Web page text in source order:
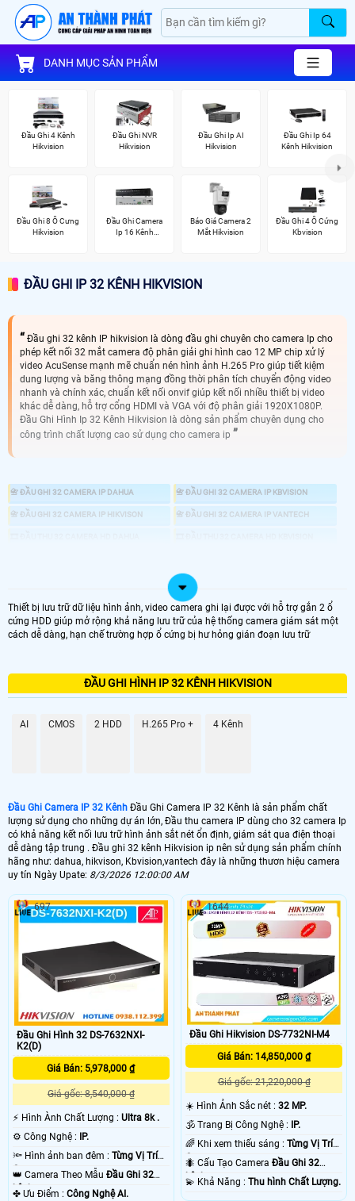
DANH MỤC SẢN PHẨM
Đầu Ghi 4 Kênh
Hikvision
Đầu Ghi NVR
Hikvision
Đầu Ghi Ip AI
Hikvision
Đầu Ghi Ip 64
Kênh Hikvision
Đầu Ghi 8 Ổ Cưng
Hikvision
Đầu Ghi Camera
Ip 16 Kênh
Báo Giá Camera 2
Mắt Hikvision
Đầu Ghi 4 Ổ Cứng
Kbvision
ĐẦU GHI IP 32 KÊNH HIKVISION
Đầu ghi 32 kênh IP hikvision là dòng đầu ghi chuyên cho camera Ip cho
phép kết nối 32 mắt camera độ phân giải ghi hình cao 12 MP chip xử lý
video AcuSense mạnh mẽ chuẩn nén hình ảnh H.265 Pro giúp tiết kiệm
dung lượng và băng thông mạng đồng thời phân tích chuyển động video
nhanh và chính xác, chuẩn kết nối onvif giúp kết nối nhiều thiết bị video
khác dễ dàng, hỗ trợ cổng HDMI và VGA với độ phân giải 1920X1080P.
Đầu Ghi Hình Ip 32 Kênh Hikvision là dòng sản phẩm chuyên dụng cho
công trình chất lượng cao sử dụng cho camera ip
📇 ĐẦU GHI 32 CAMERA IP DAHUA 📇 ĐẦU GHI 32 CAMERA IP KBVISION
📇 ĐẦU GHI 32 CAMERA IP HIKVISON 📇 ĐẦU GHI 32 CAMERA IP VANTECH
💾 ĐẦU GHI CAMERA HD ANALOG
📀 ĐẦU GHI CAMERA IP
♋ ĐẦU GHI 32 KÊNH IP
ĐẦU GHI CAMERA 32 KÊNH ip
📼 Đầu Ghi Camera IP 32 Kênh 4k
25.000.000 VNĐ DS-7732NI-K4/16P
🗄 Đầu Thu Camera IP 32 Kênh Giá Rẻ
📬 Đầu Thu Camera IP 32 Kênh Chính Hãng
7.000.000 VNĐ KX-C4K8232SN2
📀 Đầu thu camera ip 32 kênh Hikvision là dòng đầu ghi hình chuyên dụng
cho những dự án lớn. với chất lượng ghi hình chuẩn FULL HD va ultra HD
Giá rẻ so với đầu ghi 32 kênh Hikvision HD analog Đầu thu 32 kênh
Hikvision Ip sử dụng cho camera Ip và số lượng lớn thiết kế băng thông
card mạng cao phù hợp với nhu cầu sử dụng.
💾 Đầu thu 32 kênh Hikvision IP của nhiều thương hiệu camera. trong dó
những thương hiệu camera chất lượng như Hikvision, Daua, kbviision, Vantech,
UNV univew, Hikook đà những thương hiệu camera chất lượng uy tín 💡
Thiết bị lưu trữ dữ liệu hình ảnh, video camera ghi lại được với hỗ trợ gắn 2 ổ
cứng HDD giúp mở rộng khả năng lưu trữ của hệ thống camera giám sát một
cách dễ dàng, hạn chế trường hợp ổ cứng bị hư hỏng gián đoạn lưu trữ
ĐẦU GHI HÌNH IP 32 KÊNH HIKVISION
AI CMOS 2 HDD H.265 Pro + 4 Kênh
Đầu Ghi Camera IP 32 Kênh Đầu Ghi Camera IP 32 Kênh là sản phẩm chất
lượng sử dụng cho những dự án lớn, Đầu thu camera IP dùng cho 32 camera Ip
có khả năng kết nối lưu trữ hình ảnh sắt nét ổn định, giám sát qua điện thoại
dễ dàng tập trung . Đầu ghi 32 kênh Hikvision ip nên sử dụng sản phẩm chính
hãng như: dahua, hikvison, Kbvision,vantech đây là những thươn hiệu camera
uy tín Ngày Upate: 8/3/2026 12:00:00 AM
Đầu Ghi Hình 32 DS-7632NXI-
K2(D)
Giá Bán: 5,978,000 ₫
Giá gốc: 8,540,000 ₫
️⚡ Hình Ành Chất Lượng : Ultra 8k .
⚙ Công Nghệ :
IP.
🔦 Hình ảnh ban đêm : Từng Vị Trí
Camera .
👑 Camera Theo Mẫu Đầu Ghi 32
kênh.
️✤ Ưu Điểm : Công Nghệ AI.
697
Đầu Ghi Hikvision DS-7732NI-M4
Giá Bán: 14,850,000 ₫
Giá gốc: 21,220,000 ₫
☀️ Hình Ảnh Sắc nét :32 MP.
🕉️ Trang Bị Công Nghệ :
IP.
🌈 Khi xem thiếu sáng :Từng Vị Trí
Camera .
🐜 Cấu Tạo CameraĐầu Ghi 32
kênh.
️💫 Khả Năng :Thu hình Chất Lượng.
1644